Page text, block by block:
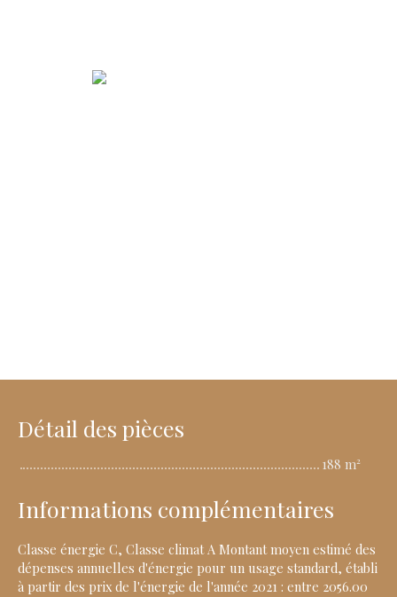
Détail des pièces
188 m²
Informations complémentaires
Classe énergie C, Classe climat A Montant moyen estimé des
dépenses annuelles d'énergie pour un usage standard, établi
à partir des prix de l'énergie de l'année 2021 : entre 2056.00